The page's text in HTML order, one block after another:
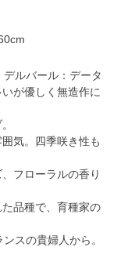
ルバール：データ
が優しく無造作に
気。四季咲き性も
フローラルの香り
品種で、育種家の
スの貴婦人から。